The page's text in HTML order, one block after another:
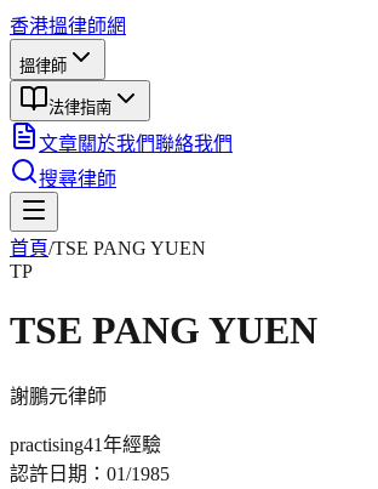
香港搵律師網
搵律師
法律指南
文章關於我們聯絡我們
搜尋律師
首頁/TSE PANG YUEN
TP
TSE PANG YUEN
謝鵬元律師
practising41年經驗
認許日期： 01/1985